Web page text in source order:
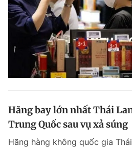
Hãng bay lớn nhất Thái
Trung Quốc sau vụ xả súng
Hãng hàng không quốc gia